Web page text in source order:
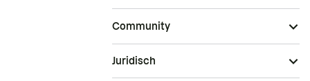
Community
Juridisch